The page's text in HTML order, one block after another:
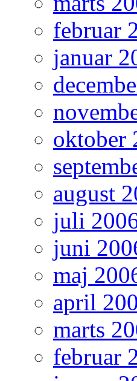
februar
januar
oktober
august
juli
juni
maj
april
marts
februar